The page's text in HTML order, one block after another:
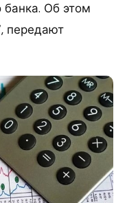
Об этом
передают